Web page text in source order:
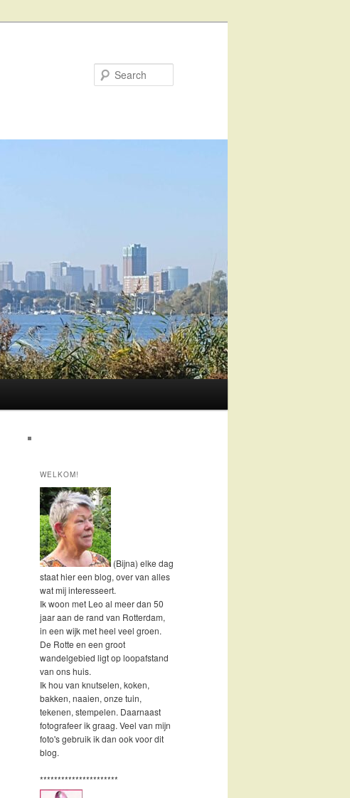
WELKOM!
(Bijna) elke dag
staat hier een blog, over van alles
wat mij interesseert.
Ik woon met Leo al meer dan 50
jaar aan de rand van Rotterdam,
in een wijk met heel veel groen.
De Rotte en een groot
wandelgebied ligt op loopafstand
van ons huis.
Ik hou van knutselen, koken,
bakken, naaien, onze tuin,
tekenen, stempelen. Daarnaast
fotografeer ik graag. Veel van mijn
foto's gebruik ik dan ook voor dit
blog.
**********************